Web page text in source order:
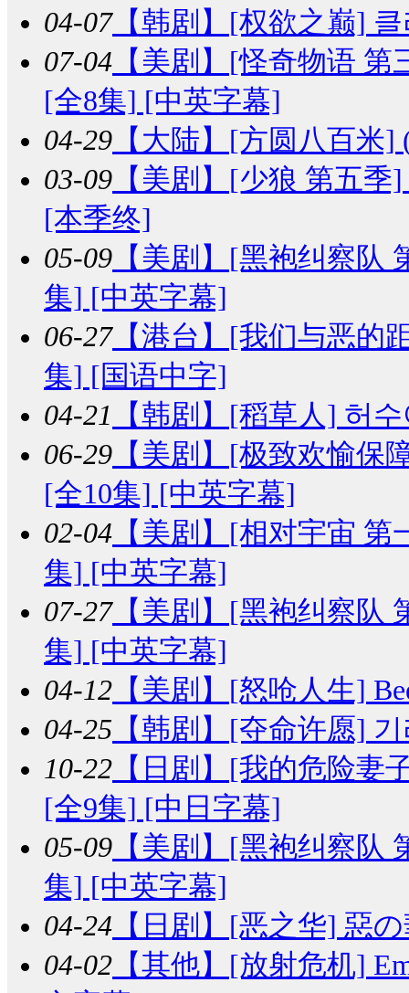
04-07【韩剧】 [权欲之巅]
07-04 【美剧】 [怪奇物语 第
[全8集] [中英字幕]
04-29 【大陆】 [方圆八百米]
03-09 【美剧】 [少狼 第五季]
[本季终]
05-09 【美剧】 [黑袍纠察队
集] [中英字幕]
06-27【港台】 [我们与恶的
集] [国语中字]
04-21
【韩剧】 [稻草人] 허
06-29 【美剧】 [极致欢愉保
[全10集] [中英字幕]
02-04 【美剧】 [相对宇宙 第
集] [中英字幕]
07-27【美剧】 [黑袍纠察队
集] [中英字幕]
04-12 【美剧】 [怒呛人生]
04-25 【韩剧】 [夺命许愿]
10-22 【日剧】 [我的危险妻
[全9集] [中日字幕]
05-09 【美剧】 [黑袍纠察队
集] [中英字幕]
04-24 【日剧】 [恶之华] 惡
04-02 【其他】 [放射危机]